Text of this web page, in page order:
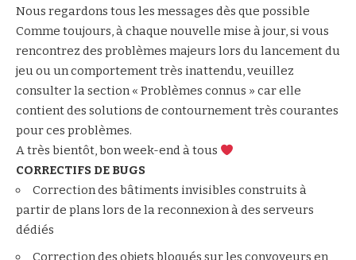
Nous regardons tous les messages dès que possible
Comme toujours, à chaque nouvelle mise à jour, si vous
rencontrez des problèmes majeurs lors du lancement du
jeu ou un comportement très inattendu, veuillez
consulter la section « Problèmes connus » car elle
contient des solutions de contournement très courantes
pour ces problèmes.
A très bientôt, bon week-end à tous
CORRECTIFS DE BUGS
Correction des bâtiments invisibles construits à
partir de plans lors de la reconnexion à des serveurs
dédiés
Correction des objets bloqués sur les convoyeurs en